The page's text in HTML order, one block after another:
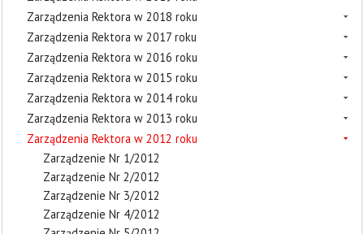
Zarządzenia Rektora w 2018 roku
Zarządzenia Rektora w 2017 roku
Zarządzenia Rektora w 2016 roku
Zarządzenia Rektora w 2015 roku
Zarządzenia Rektora w 2014 roku
Zarządzenia Rektora w 2013 roku
Zarządzenia Rektora w 2012 roku
Zarządzenie Nr 1/2012
Zarządzenie Nr 2/2012
Zarządzenie Nr 3/2012
Zarządzenie Nr 4/2012